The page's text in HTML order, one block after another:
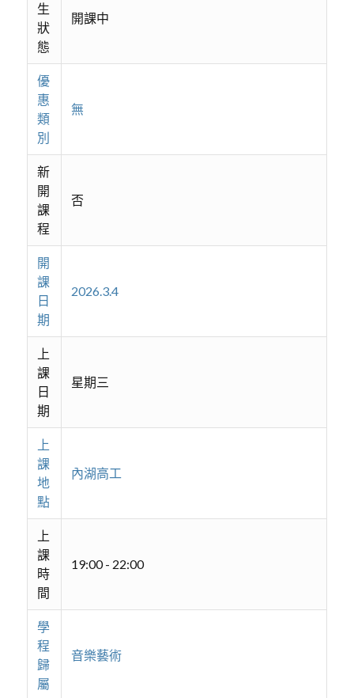
生
狀
態
開課中
優
惠
類
別
無
新
開
課
程
否
開
課
日
期
2026.3.4
上
課
日
期
星期三
上
課
地
點
內湖高工
上
課
時
間
19:00 - 22:00
學
程
歸
屬
音樂藝術